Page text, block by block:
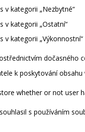
v kategorii „Nezbytné“
v kategorii „Ostatní“
v kategorii „Výkonnostní“
dočasného
k poskytování
whether or not
s používáním